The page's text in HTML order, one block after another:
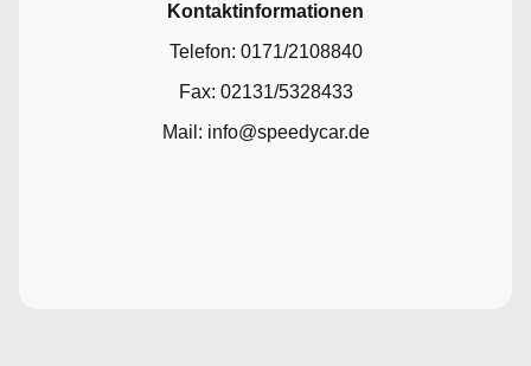
Kontaktinformationen
Telefon: 0171/2108840
Fax: 02131/5328433
Mail: info@speedycar.de